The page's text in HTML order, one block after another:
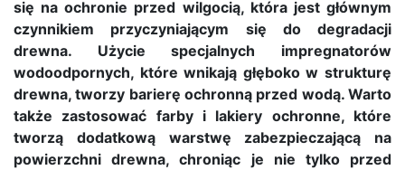
się na ochronie przed wilgocią, która jest głównym
czynnikiem przyczyniającym się do degradacji
drewna. Użycie specjalnych impregnatorów
wodoodpornych, które wnikają głęboko w strukturę
drewna, tworzy barierę ochronną przed wodą. Warto
także zastosować farby i lakiery ochronne, które
tworzą dodatkową warstwę zabezpieczającą na
powierzchni drewna, chroniąc je nie tylko przed